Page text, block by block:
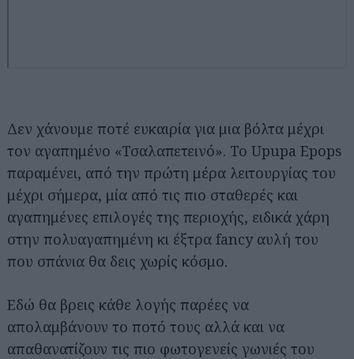
Δεν χάνουμε ποτέ ευκαιρία για μια βόλτα μέχρι
τον αγαπημένο «Τσαλαπετεινό». Το Upupa Epops
παραμένει, από την πρώτη μέρα λειτουργίας του
μέχρι σήμερα, μία από τις πιο σταθερές και
αγαπημένες επιλογές της περιοχής, ειδικά χάρη
στην πολυαγαπημένη κι έξτρα fancy αυλή του
που σπάνια θα δεις χωρίς κόσμο.
Εδώ θα βρεις κάθε λογής παρέες να
απολαμβάνουν το ποτό τους αλλά και να
απαθανατίζουν τις πιο φωτογενείς γωνιές του